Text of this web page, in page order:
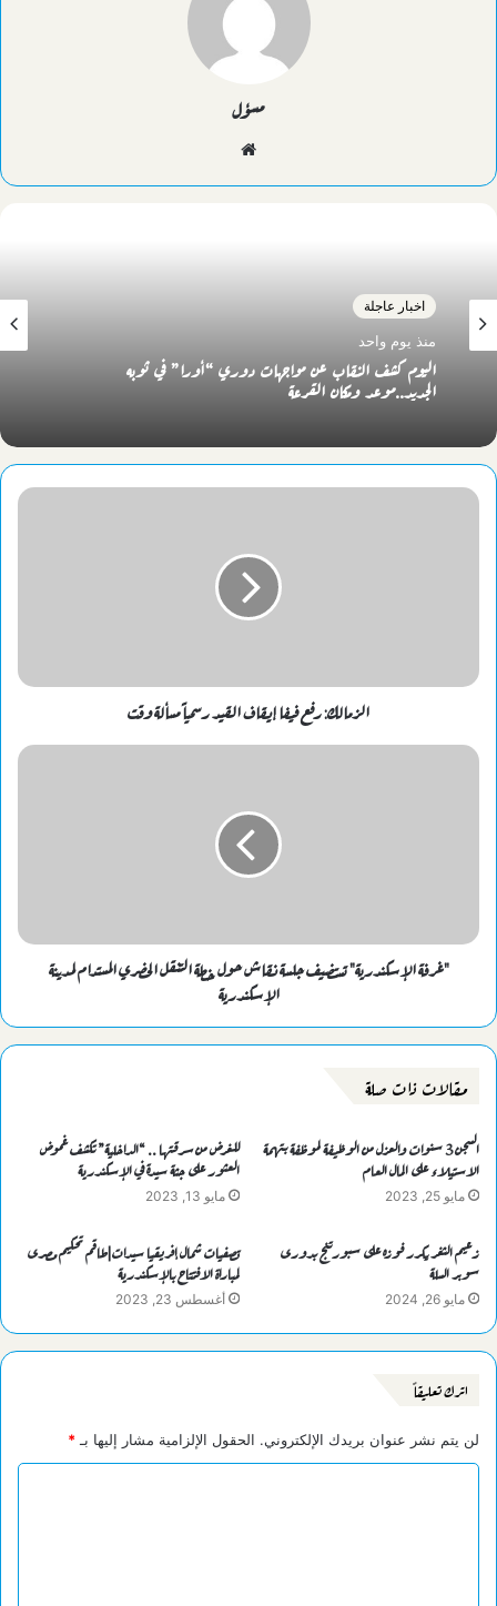
مسؤل
اخبار عاجلة
منذ يوم واحد
اليوم كشف النقاب عن مواجهات دوري “أورا” في ثوبه
الجديد..موعد ومكان القرعة
الزمالك: رفع فيفا إيقاف القيد رسمياً مسألة وقت
"غرفة الإسكندرية" تستضيف جلسة نقاش حول خطة التنقل الحضري المستدام لمدينة
الإسكندرية
مقالات ذات صلة
السجن 3 سنوات والعزل من الوظيفة لموظفة بتهمة
الاستيلاء على المال العام
مايو 25, 2023
للغرض من سرقتها .. “الداخلية” تكشف غموض
العثور على جثة سيدة في الإسكندرية
مايو 13, 2023
زعيم الثغر يكرر فوزه على سبورتنج بدورى
سوبر السلة
مايو 26, 2024
تصفيات شمال إفريقيا سيدات|طاقم تحكيم مصرى
لمباراة الافتتاح بالإسكندرية
أغسطس 23, 2023
اترك تعليقاً
لن يتم نشر عنوان بريدك الإلكتروني. الحقول الإلزامية مشار إليها بـ *